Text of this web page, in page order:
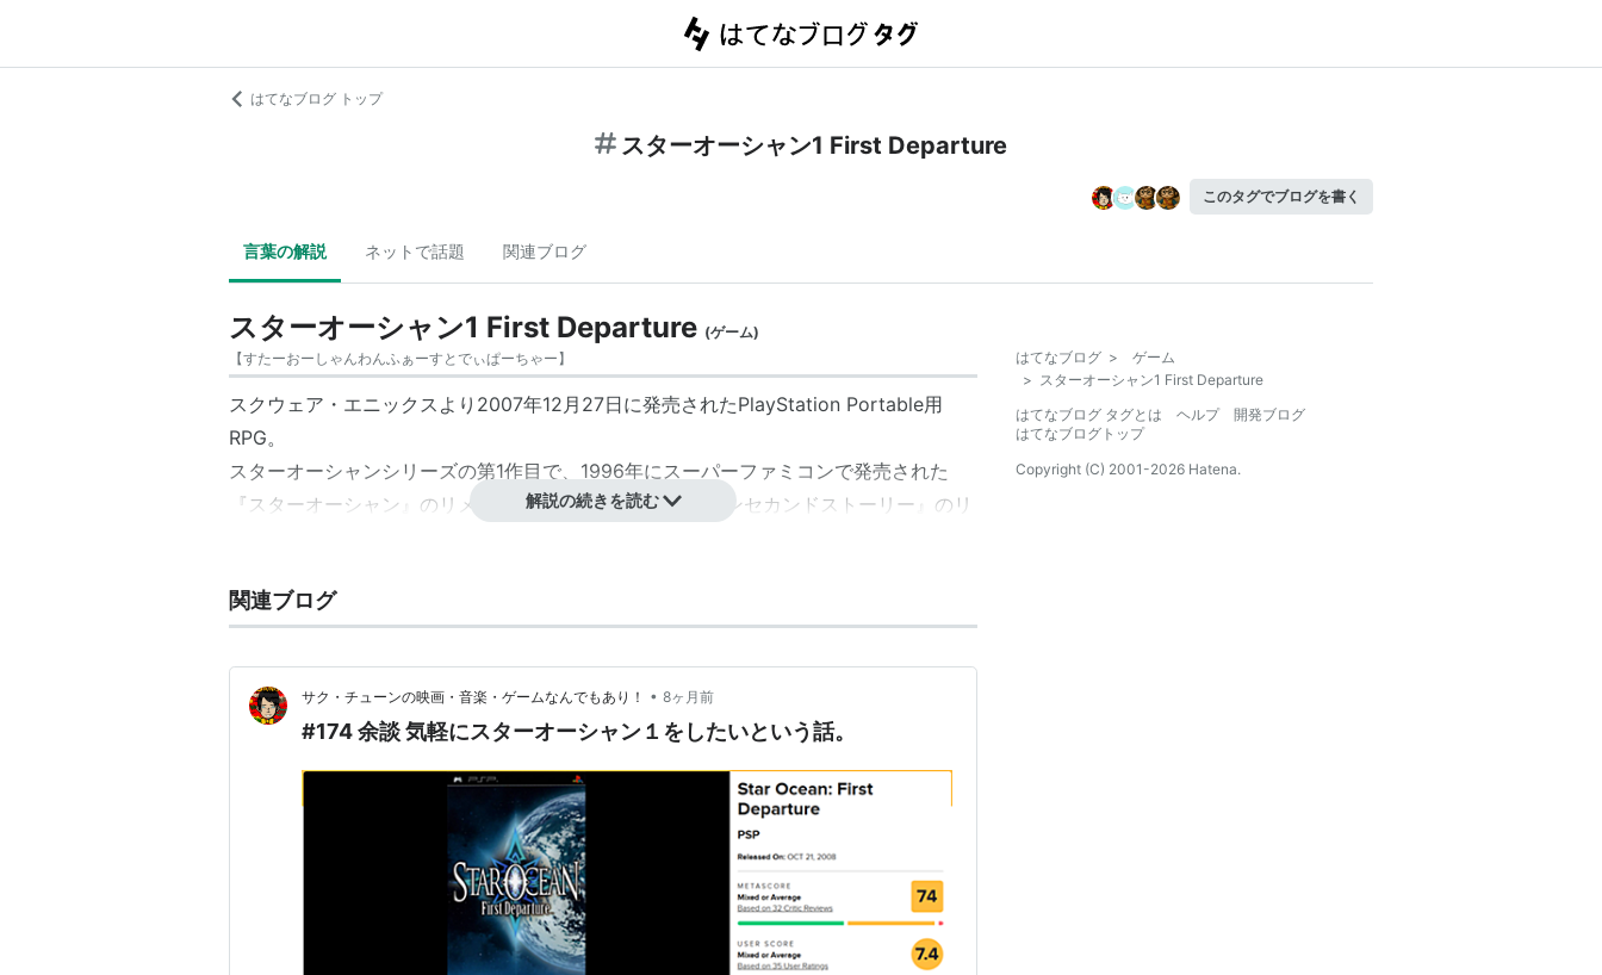
はてなブログ トップ
スターオーシャン1 First Departure
このタグでブログを書く
言葉の解説 ネットで話題 関連ブログ
スターオーシャン1 First Departure (ゲーム)
【すたーおーしゃんわんふぁーすとでぃぱーちゃー】
スクウェア・エニックスより2007年12月27日に発売されたPlayStation Portable用
RPG。
スターオーシャンシリーズの第1作目で、1996年にスーパーファミコンで発売された
『 スターオーシャン 』のリメイク作品。『スターオーシャンセカンドストーリー』のリ
システムも改良されており、新シナリオや新キャラクターも追加された。
キャスト
ラティクス・ファーレンス：宮野真守
ミリー・キリート：生天目仁美
ドーン・マルトー：伊藤健太郎
ロニキス・J・ケニー：浜田賢二
イリア・シルベストリ：小林沙苗
シウス・ウォーレン：東地宏樹
フィア・メル：豊口めぐみ
ヨシュア・ジェランド：福山潤
解説の続きを読む
関連ブログ
サク・チューンの映画・音楽・ゲームなんでもあり！ • 8ヶ月前
#174 余談 気軽にスターオーシャン１をしたいという話。
はてなブログ >
ゲーム
> スターオーシャン1 First Departure
はてなブログ タグとは
ヘルプ
開発ブログ
はてなブログトップ
Copyright (C) 2001-2026 Hatena.